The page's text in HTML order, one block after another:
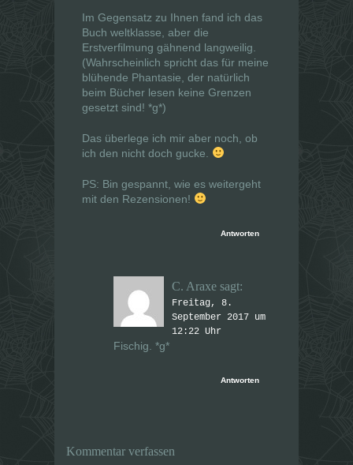
f
n
e
)
f
n
e
)
Im Gegensatz zu Ihnen fand ich das
Buch weltklasse, aber die
Erstverfilmung gähnend langweilig.
(Wahrscheinlich spricht das für meine
blühende Phantasie, der natürlich
beim Bücher lesen keine Grenzen
gesetzt sind! *g*)
Das überlege ich mir aber noch, ob
ich den nicht doch gucke.
PS: Bin gespannt, wie es weitergeht
mit den Rezensionen!
Antworten
C. Araxe sagt:
Freitag, 8.
September 2017 um
12:22 Uhr
Fischig. *g*
Antworten
Kommentar verfassen